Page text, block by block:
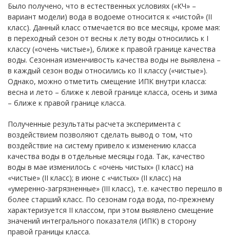
Было получено, что в естественных условиях («КЧ» –
вариант модели) вода в водоеме относится к «чистой» (II
класс). Данный класс отмечается во все месяцы, кроме мая:
в переходный сезон от весны к лету воды относились к I
классу («очень чистые»), ближе к правой границе качества
воды. Сезонная изменчивость качества воды не выявлена –
в каждый сезон воды относились ко II классу («чистые»).
Однако, можно отметить смещение ИПК внутри класса:
весна и лето – ближе к левой границе класса, осень и зима
– ближе к правой границе класса.
Полученные результаты расчета эксперимента с
воздействием позволяют сделать вывод о том, что
воздействие на систему привело к изменению класса
качества воды в отдельные месяцы года. Так, качество
воды в мае изменилось с «очень чистых» (I класс) на
«чистые» (II класс); в июне с «чистых» (II класс) на
«умеренно-загрязненные» (III класс), т.е. качество перешло в
более старший класс. По сезонам года вода, по-прежнему
характеризуется II классом, при этом выявлено смещение
значений интегрального показателя (ИПК) в сторону
правой границы класса.